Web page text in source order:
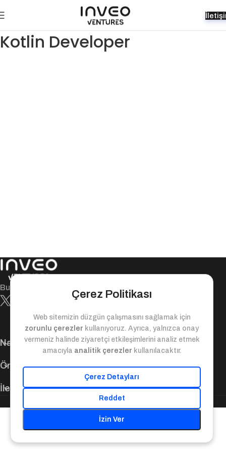
Kotlin Developer
Bugün ile yarın arasındaki değer köprüsü!
Navigasyon
Önemli Bağlantılar
İletişim Bilgileri
© 2025. Inveo Ventures. Tüm Hakları Saklıdır.
Çerez Politikası
Web sitemizin düzgün çalışmasını sağlamak için
zorunlu çerezler kullanıyoruz. Ayrıca, yalnızca onay
vermeniz halinde ziyaretçi etkileşimlerini analiz etmek
amacıyla analitik çerezler kullanılacaktır.
Çerez Detayları
Reddet
İzin Ver